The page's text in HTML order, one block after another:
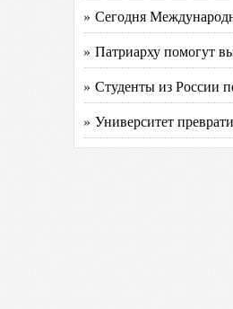
» Сегодня
» Патриарху помогут
» Студенты из России
» Университет